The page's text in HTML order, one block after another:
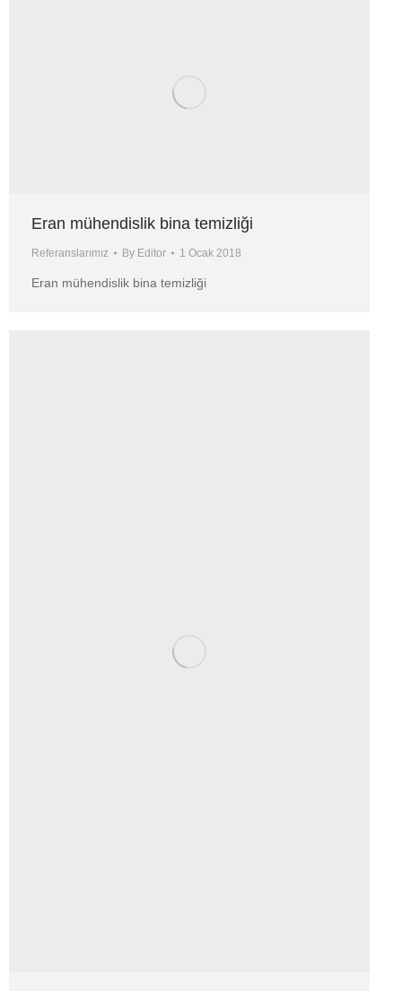
Eran mühendislik bina temizliği
Referanslarımız By Editor 1 Ocak 2018
Eran mühendislik bina temizliği